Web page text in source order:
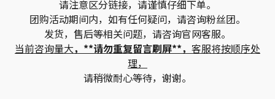
请注意区分链接，请谨慎仔细下单。
团购活动期间内，如有任何疑问，请咨询粉丝团。
发货，售后等相关问题，请咨询官网客服。
当前咨询量大，**请勿重复留言刷屏**， 客服将按顺序处
理，
请稍微耐心等待，谢谢。